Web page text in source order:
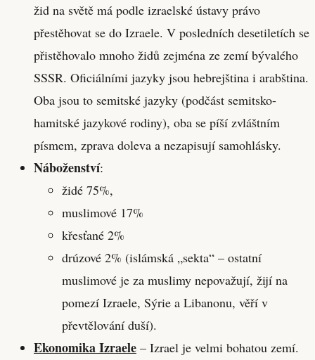
žid na světě má podle izraelské ústavy právo
přestěhovat se do Izraele. V posledních desetiletích se
přistěhovalo mnoho židů zejména ze zemí bývalého
SSSR. Oficiálními jazyky jsou hebrejština i arabština.
Oba jsou to semitské jazyky (podčást semitsko-
hamitské jazykové rodiny), oba se píší zvláštním
písmem, zprava doleva a nezapisují samohlásky.
Náboženství:
židé 75%,
muslimové 17%
křesťané 2%
drúzové 2% (islámská „sekta“ – ostatní
muslimové je za muslimy nepovažují, žijí na
pomezí Izraele, Sýrie a Libanonu, věří v
převtělování duší).
Ekonomika Izraele – Izrael je velmi bohatou zemí.